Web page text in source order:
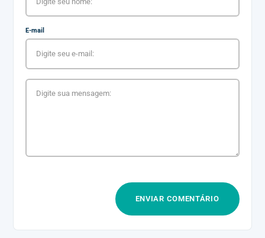
E-mail